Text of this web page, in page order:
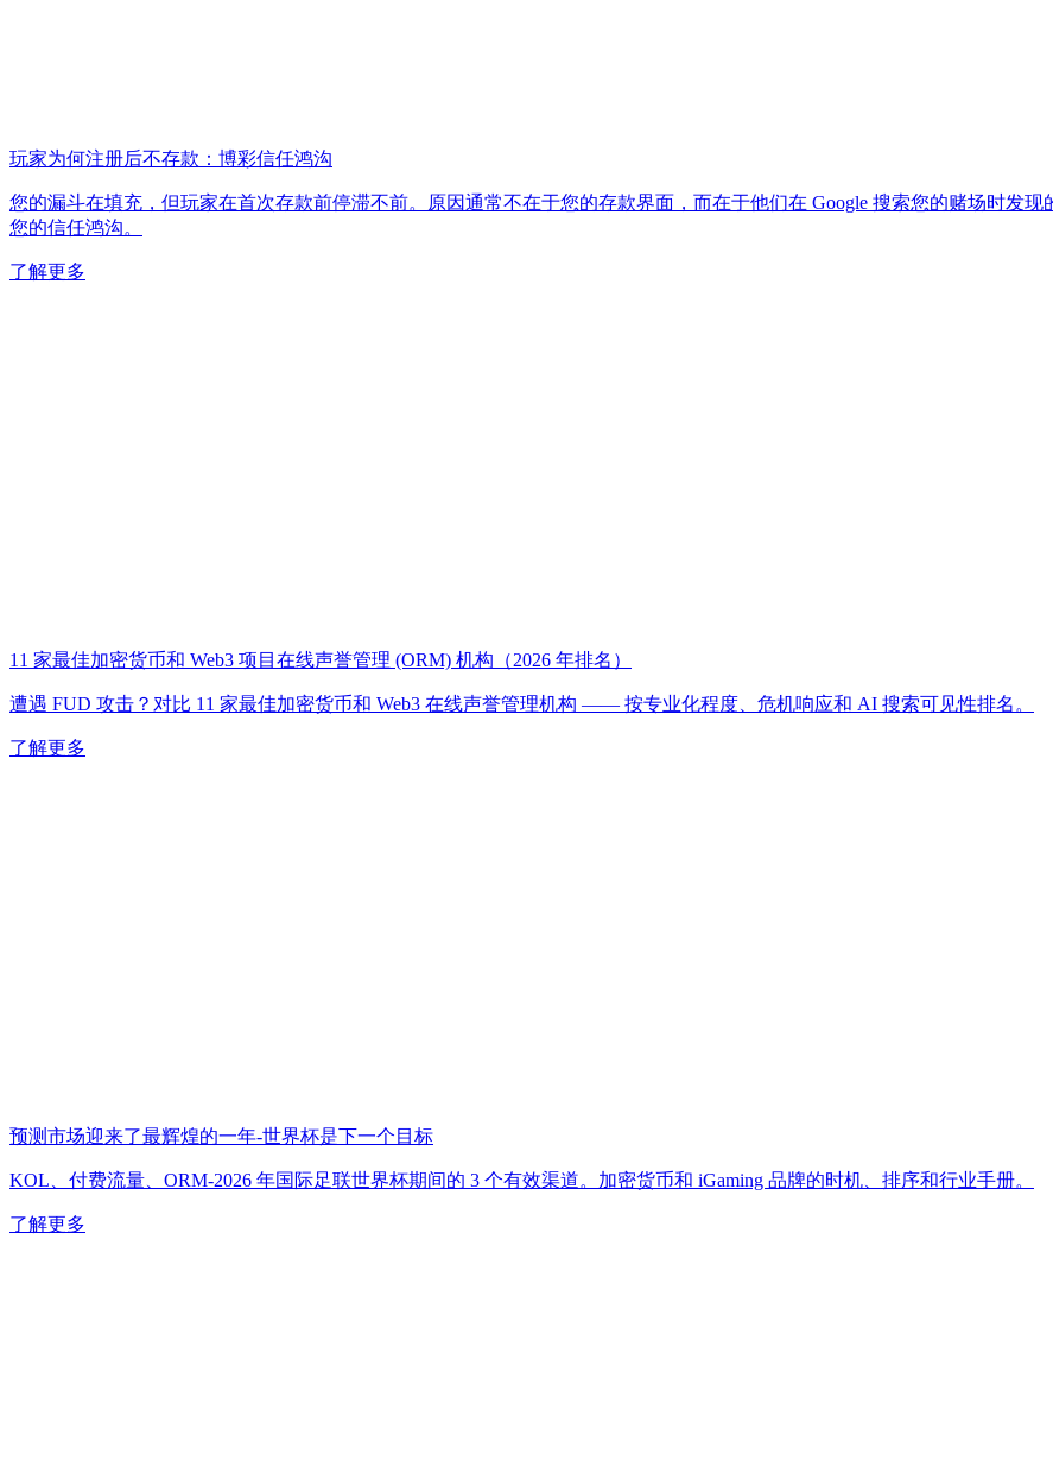
玩家为何注册后不存款：博彩信任鸿沟
您的漏斗在填充，但玩家在首次存款前停滞不前。原因通常不在于您的存款界面，而在于他们在 Google 搜索您的赌场时发
您的信任鸿沟。
了解更多
11 家最佳加密货币和 Web3 项目在线声誉管理 (ORM) 机构（2026 年排名）
遭遇 FUD 攻击？对比 11 家最佳加密货币和 Web3 在线声誉管理机构 —— 按专业化程度、危机响应和 AI 搜索可见性排名。
了解更多
预测市场迎来了最辉煌的一年-世界杯是下一个目标
KOL、付费流量、ORM-2026 年国际足联世界杯期间的 3 个有效渠道。加密货币和 iGaming 品牌的时机、排序和行业手册。
了解更多